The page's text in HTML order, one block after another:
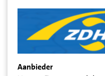
Aanbieder